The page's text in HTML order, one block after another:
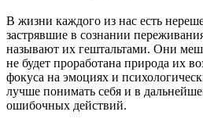
В жизни каждого из нас есть
застрявшие в сознании
называют их гештальтами. Они
не будет проработана природа их
фокуса на эмоциях и
лучше понимать себя и в
ошибочных действий.